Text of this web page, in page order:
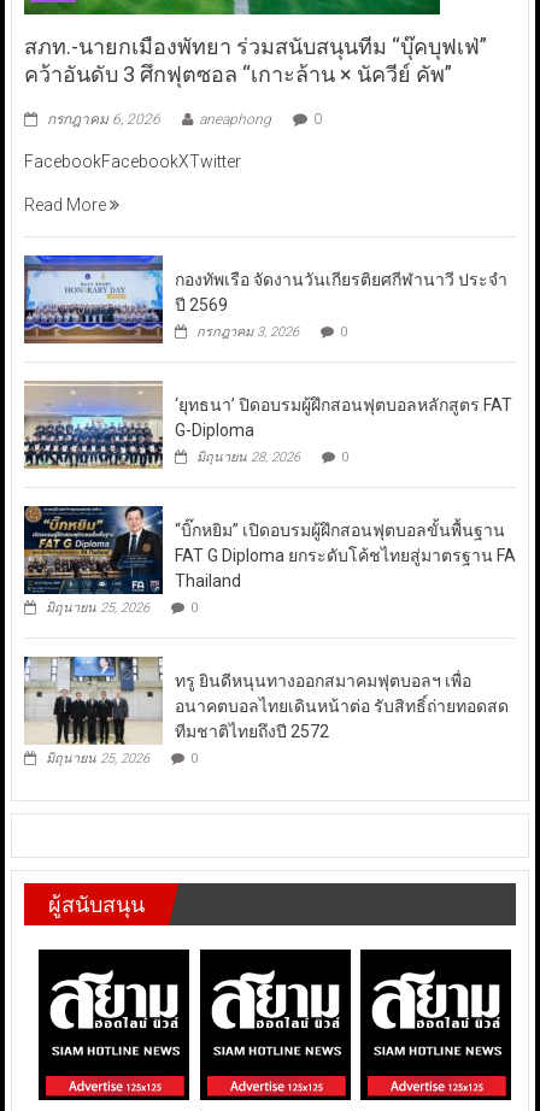
สภท.-นายกเมืองพัทยา ร่วมสนับสนุนทีม “บุ๊คบุฟเฟ่”
คว้าอันดับ 3 ศึกฟุตซอล “เกาะล้าน × นัควีย์ คัพ”
กรกฎาคม 6, 2026 aneaphong 0
FacebookFacebookXTwitter
Read More
กองทัพเรือ จัดงานวันเกียรติยศกีฬานาวี ประจำ
ปี 2569
กรกฎาคม 3, 2026 0
‘ยุทธนา’ ปิดอบรมผู้ฝึกสอนฟุตบอลหลักสูตร FAT
G-Diploma
มิถุนายน 28, 2026 0
“บิ๊กหยิม” เปิดอบรมผู้ฝึกสอนฟุตบอลขั้นพื้นฐาน
FAT G Diploma ยกระดับโค้ชไทยสู่มาตรฐาน FA
Thailand
มิถุนายน 25, 2026 0
ทรู ยินดีหนุนทางออกสมาคมฟุตบอลฯ เพื่อ
อนาคตบอลไทยเดินหน้าต่อ รับสิทธิ์ถ่ายทอดสด
ทีมชาติไทยถึงปี 2572
มิถุนายน 25, 2026 0
ผู้สนับสนุน